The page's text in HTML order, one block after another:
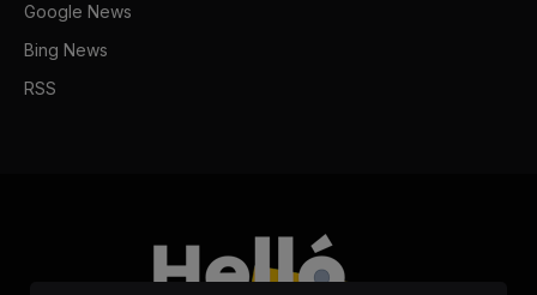
Google News
Bing News
RSS